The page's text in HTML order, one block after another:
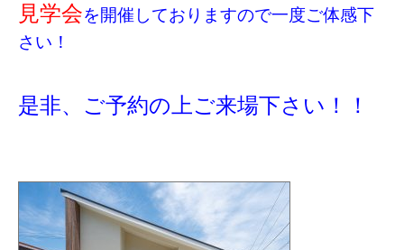
見学会を開催しておりますので一度ご体感下
さい！
是非、ご予約の上ご来場下さい！！